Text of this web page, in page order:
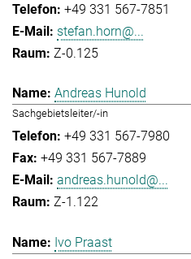
+49 331 567-7851
stefan.horn@...
Z-0.125
Andreas Hunold
Sachgebietsleiter/-in
+49 331 567-7980
+49 331 567-7889
andreas.hunold@...
Z-1.122
Ivo Praast